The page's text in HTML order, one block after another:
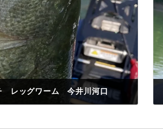
レッグワーム 今井川河口